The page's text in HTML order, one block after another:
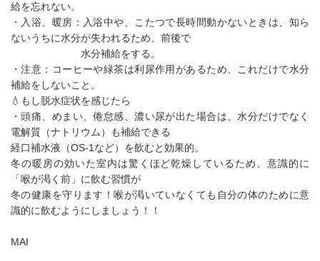
給を忘れない。
・入浴、暖房：入浴中や、こたつで長時間動かないときは、知ら
ないうちに水分が失われるため、前後で
水分補給をする。
・注意：コーヒーや緑茶は利尿作用があるため、これだけで水分
補給をしないこと。
💧もし脱水症状を感じたら
・頭痛、めまい、倦怠感、濃い尿が出た場合は、水分だけでなく
電解質（ナトリウム）も補給できる
経口補水液（OS-1など）を飲むと効果的。
冬の暖房の効いた室内は驚くほど乾燥しているため、意識的に
「喉が渇く前」に飲む習慣が
冬の健康を守ります！喉が渇いていなくても自分の体のために意
識的に飲むようにしましょう！！
MAI